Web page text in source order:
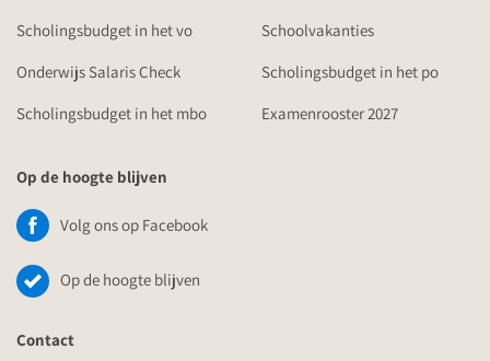
Scholingsbudget in het vo
Schoolvakanties
Onderwijs Salaris Check
Scholingsbudget in het po
Scholingsbudget in het mbo
Examenrooster 2027
Op de hoogte blijven
Volg ons op Facebook
Op de hoogte blijven
Contact